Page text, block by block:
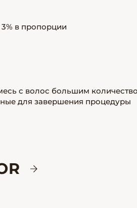
в пропорции
с волос большим
для завершения процедуры